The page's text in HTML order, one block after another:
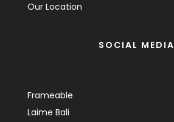
Our Location
SOCIAL MEDIA
Frameable
Laime Bali